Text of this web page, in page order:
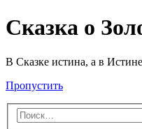
Сказка о
В Сказке истина, а в Истине
Пропустить